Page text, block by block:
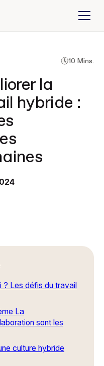
10 Mins.
la
hybride :
? Les défis du travail
La
sont les
culture hybride